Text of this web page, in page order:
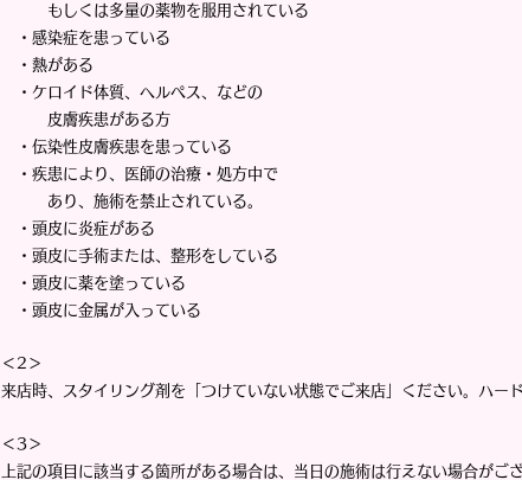
もしくは多量の薬物を服用されている
・感染症を患っている
・熱がある
・ケロイド体質、ヘルペス、などの
皮膚疾患がある方
・伝染性皮膚疾患を患っている
・疾患により、医師の治療・処方中で
あり、 施術を禁止されている。
・頭皮に炎症がある
・頭皮に手術または、整形をしている
・頭皮に薬を塗っている
・頭皮に金属が入っている
＜2＞
来店時、スタイリング剤を「つけていない状態でご来店」ください。ハー
＜3＞
上記の項目に該当する箇所がある場合は、当日の施術は行えない場合が